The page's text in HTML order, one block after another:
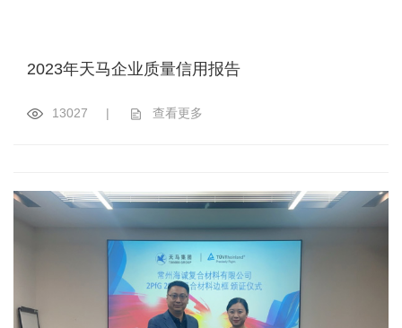
2023年天马企业质量信用报告
13027 | 查看更多